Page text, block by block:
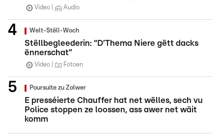
Video Audio
Welt-Stëll-Woch
Stëllbegleederin: “D’Thema Niere gëtt dacks
ënnerschat”
Video Fotoen
Poursuite zu Zolwer
E presséierte Chauffer hat net wëlles, sech vu
Police stoppen ze loossen, ass awer net wäit
komm